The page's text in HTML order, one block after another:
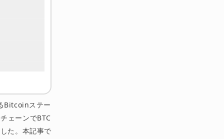
Bitcoinステー
ェーンでBTC
た。本記事で